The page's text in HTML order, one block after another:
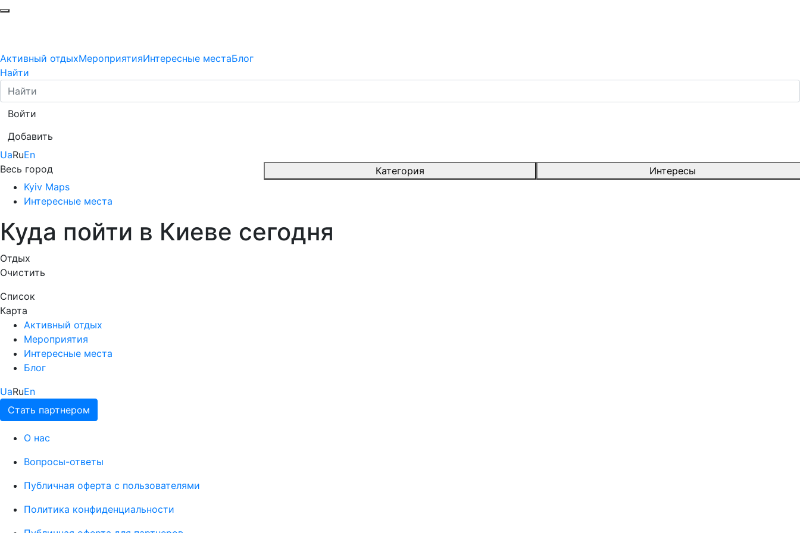
Активный отдыхМероприятияИнтересные местаБлог
Найти
Войти
Добавить
UaRuEn
Весь город
Категория
Интересы
Kyiv Maps
Интересные места
Куда пойти в Киеве сегодня
Отдых
Очистить
Список
Карта
Активный отдых
Мероприятия
Интересные места
Блог
UaRuEn
Стать партнером
О нас
Вопросы-ответы
Публичная оферта с пользователями
Политика конфиденциальности